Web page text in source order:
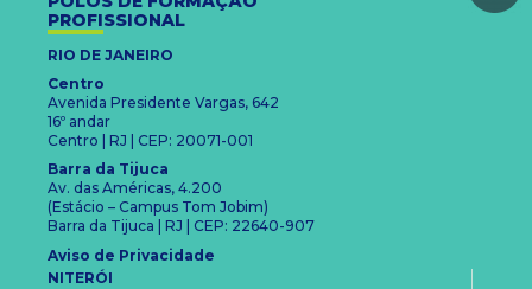
PROFISSIONAL
RIO DE JANEIRO
Centro
Avenida Presidente Vargas, 642
16º andar
Centro | RJ | CEP: 20071-001
Barra da Tijuca
Av. das Américas, 4.200
(Estácio – Campus Tom Jobim)
Barra da Tijuca | RJ | CEP: 22640-907
Aviso de Privacidade
NITERÓI